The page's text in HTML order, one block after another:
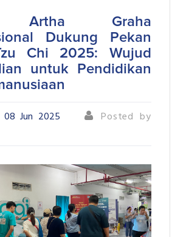
Artha Graha
Dukung Pekan
Chi 2025: Wujud
untuk Pendidikan
08 Jun 2025
Posted by